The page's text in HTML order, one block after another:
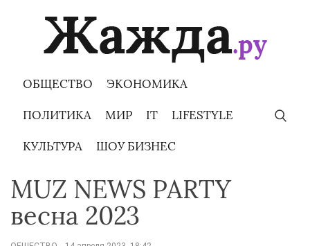
ОБЩЕСТВО ЭКОНОМИКА
ПОЛИТИКА МИР IT LIFESTYLE
КУЛЬТУРА ШОУ БИЗНЕС
MUZ NEWS PARTY
весна 2023